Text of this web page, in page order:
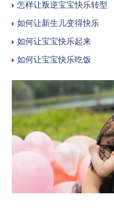
怎样让叛逆宝宝快乐转型
如何让新生儿变得快乐
如何让宝宝快乐起来
如何让宝宝快乐吃饭